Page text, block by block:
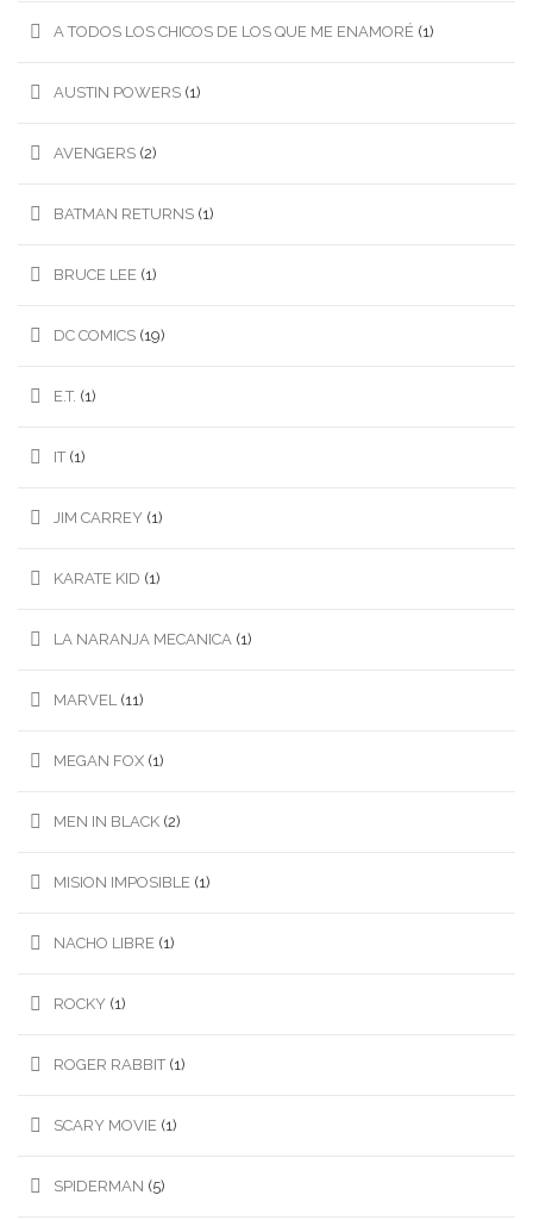
A TODOS LOS CHICOS DE LOS QUE ME ENAMORÉ (1)
AUSTIN POWERS (1)
AVENGERS (2)
BATMAN RETURNS (1)
BRUCE LEE (1)
DC COMICS (19)
E.T. (1)
IT (1)
JIM CARREY (1)
KARATE KID (1)
LA NARANJA MECANICA (1)
MARVEL (11)
MEGAN FOX (1)
MEN IN BLACK (2)
MISION IMPOSIBLE (1)
NACHO LIBRE (1)
ROCKY (1)
ROGER RABBIT (1)
SCARY MOVIE (1)
SPIDERMAN (5)